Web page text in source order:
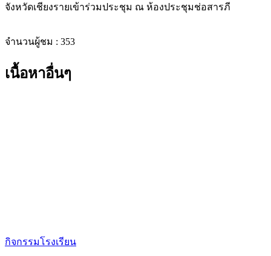
จังหวัดเชียงรายเข้าร่วมประชุม ณ ห้องประชุมช่อสารภี
จำนวนผู้ชม : 353
เนื้อหาอื่นๆ
กิจกรรมโรงเรียน